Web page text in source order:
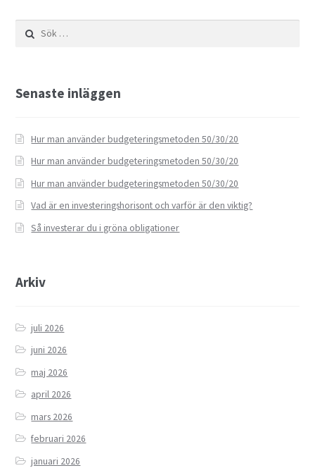
efter:
Senaste inläggen
Hur man använder budgeteringsmetoden 50/30/20
Hur man använder budgeteringsmetoden 50/30/20
Hur man använder budgeteringsmetoden 50/30/20
Vad är en investeringshorisont och varför är den viktig?
Så investerar du i gröna obligationer
Arkiv
juli 2026
juni 2026
maj 2026
april 2026
mars 2026
februari 2026
januari 2026